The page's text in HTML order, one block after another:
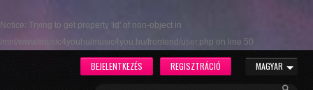
Notice: Trying to get property 'id' of non-object in
/mnt/www/music4youhu/music4you.hu/frontend/user.php on line 50
MAGYAR
REGISZTRÁCIÓ
BEJELENTKEZÉS